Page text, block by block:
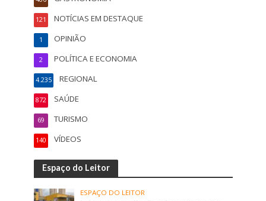
NOTÍCIAS EM DESTAQUE
121
OPINIÃO
1
POLÍTICA E ECONOMIA
2
REGIONAL
4.235
SAÚDE
872
TURISMO
69
VÍDEOS
140
Espaço do Leitor
ESPAÇO DO LEITOR